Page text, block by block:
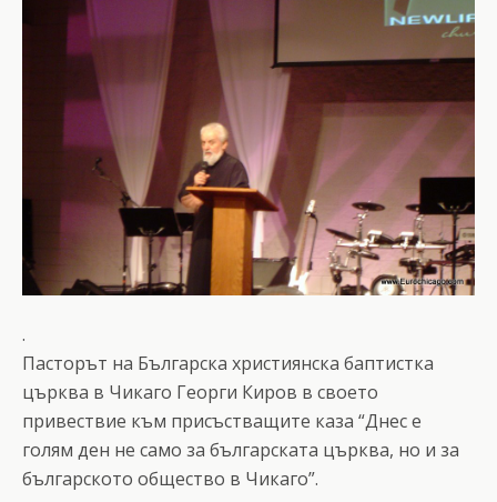
.
Пасторът на Българска християнска баптистка
църква в Чикаго Георги Киров в своето
привествие към присъстващите каза “Днес е
голям ден не само за българската църква, но и за
българското общество в Чикаго”.